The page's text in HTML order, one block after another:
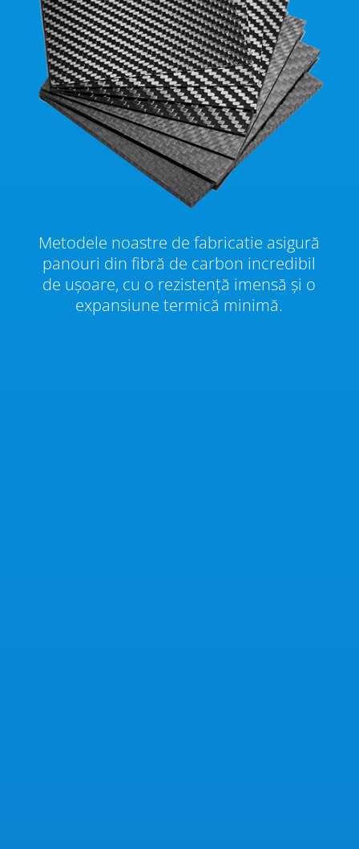
Metodele noastre de fabricatie asigură
panouri din fibră de carbon incredibil
de ușoare, cu o rezistență imensă și o
expansiune termică minimă.